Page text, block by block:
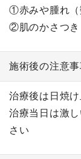
①赤みや腫れ（
②肌のかさつき
施術後の注意
治療後は日焼
治療当日は激
さい